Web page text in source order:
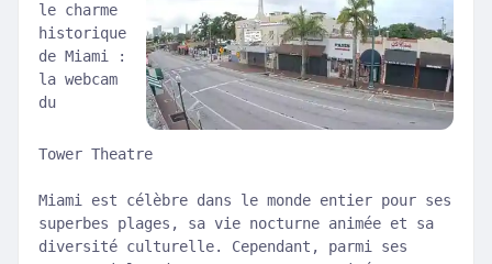
le charme
historique
de Miami :
la webcam
du
Tower Theatre
Miami est célèbre dans le monde entier pour ses
superbes plages, sa vie nocturne animée et sa
diversité culturelle. Cependant, parmi ses